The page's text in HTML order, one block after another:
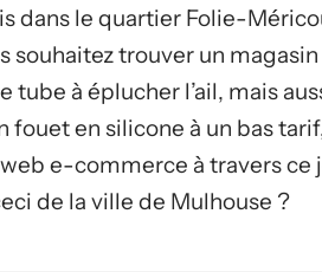
dans le quartier Folie-
souhaitez trouver un
à éplucher l’ail, mais
fouet en silicone à un bas
e-commerce à travers
de la ville de Mulhouse ?